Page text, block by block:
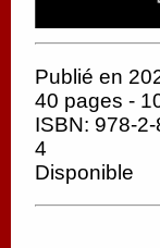
Publié en
40 pages -
ISBN: 978-
4
Disponible